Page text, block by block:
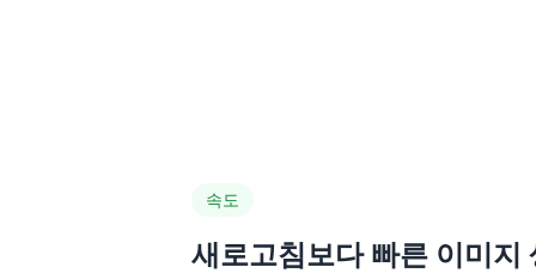
속도
새로고침보다 빠른 이미지